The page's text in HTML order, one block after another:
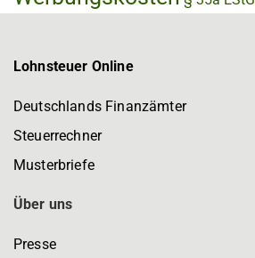
Lohnsteuer Online
Deutschlands Finanzämter
Steuerrechner
Musterbriefe
Über uns
Presse